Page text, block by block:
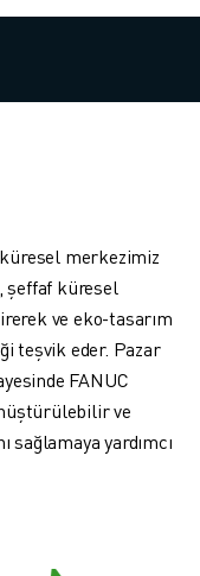
MAKINELERI
merkezimiz
şeffaf küresel
ve eko-tasarım
teşvik eder. Pazar
FANUC
ve
yardımcı